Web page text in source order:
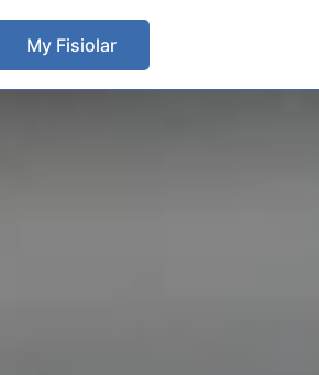
My Fisiolar